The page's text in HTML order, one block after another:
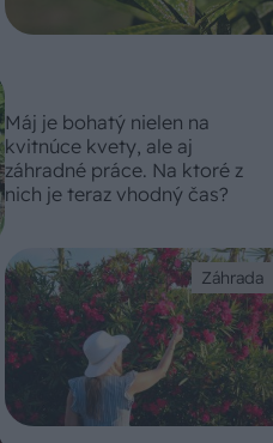
Máj je bohatý nielen na
kvitnúce kvety, ale aj
záhradné práce. Na ktoré z
nich je teraz vhodný čas?
Záhrada